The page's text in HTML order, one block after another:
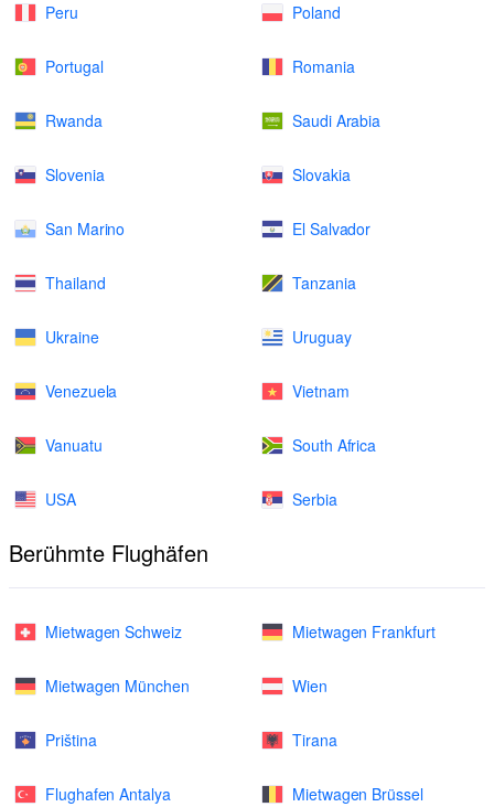
Peru Poland
Portugal Romania
Rwanda Saudi Arabia
Slovenia Slovakia
San Marino El Salvador
Thailand Tanzania
Ukraine Uruguay
Venezuela Vietnam
Vanuatu South Africa
USA Serbia
Berühmte Flughäfen
Mietwagen Schweiz Mietwagen Frankfurt
Mietwagen München Wien
Priština Tirana
Flughafen Antalya Mietwagen Brüssel